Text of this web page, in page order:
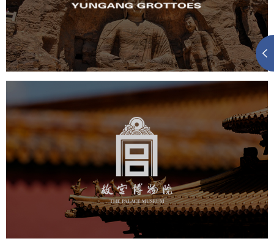
旅游休闲 景区网站建设 品牌官网
网页设计
景区
故宫博物院
文化艺术 博物馆 智慧博物馆
博物馆网站建设
景区网站建设
文创商城 万能专题 网站代运营